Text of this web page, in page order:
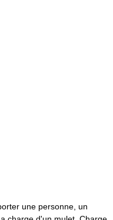
une personne, un